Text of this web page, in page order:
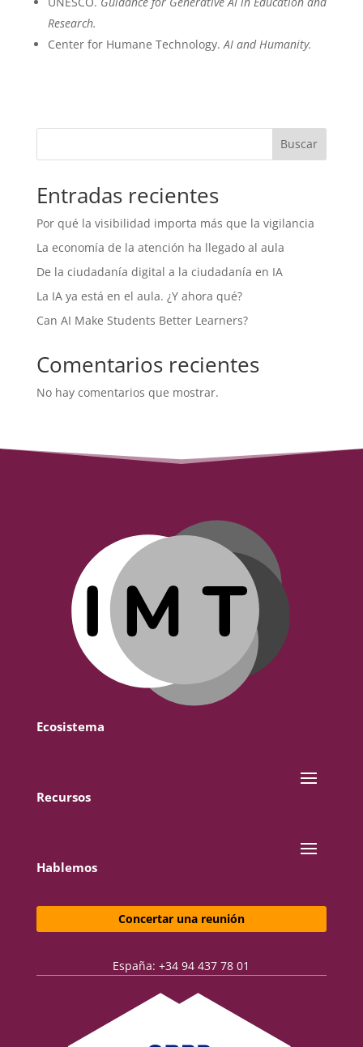
Research.
Center for Humane Technology. AI and Humanity.
Buscar
Entradas recientes
Por qué la visibilidad importa más que la vigilancia
La economía de la atención ha llegado al aula
De la ciudadanía digital a la ciudadanía en IA
La IA ya está en el aula. ¿Y ahora qué?
Can AI Make Students Better Learners?
Comentarios recientes
No hay comentarios que mostrar.
Ecosistema
Recursos
Hablemos
Concertar una reunión
España: +34 94 437 78 01